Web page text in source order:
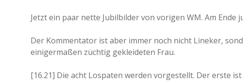
Jetzt ein paar nette Jubilbilder von vorigen WM. Am Ende
Der Kommentator ist aber immer noch nicht Lineker,
einigermaßen züchtig gekleideten Frau.
[16.21] Die acht Lospaten werden vorgestellt. Der erste